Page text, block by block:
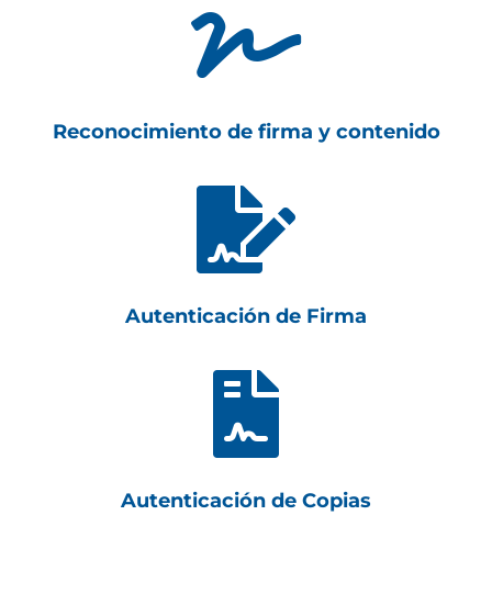

Reconocimiento de firma y contenido

Autenticación de Firma

Autenticación de Copias